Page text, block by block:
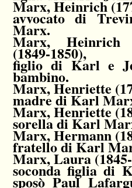
Marx, Heinrich
avvocato di
Marx.
Marx, Heinrich
(1849-1850),
figlio di Karl e
bambino.
Marx, Henriette
madre di Karl
Marx, Henriette
sorella di Karl
Marx, Hermann
fratello di Karl
Marx, Laura
soconda figlia di
sposò Paul